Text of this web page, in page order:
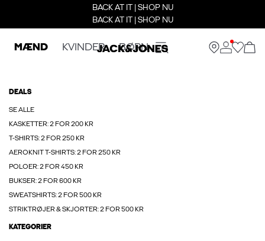
BACK AT IT | SHOP NU
BACK AT IT | SHOP NU
MÆND KVINDER BØRN
DEALS
SE ALLE
KASKETTER: 2 FOR 200 KR
T-SHIRTS: 2 FOR 250 KR
AEROKNIT T-SHIRTS: 2 FOR 250 KR
POLOER: 2 FOR 450 KR
BUKSER: 2 FOR 600 KR
SWEATSHIRTS: 2 FOR 500 KR
STRIKTRØJER & SKJORTER: 2 FOR 500 KR
KATEGORIER